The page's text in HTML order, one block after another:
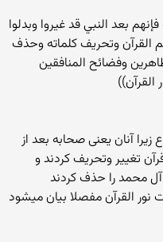
بعد النبي قد غيروا وبدلوا
القرآن وتحريف كلماته وحذف
وفضائح المنافقين
القرآن))
آنان یعنی صحابه بعد از
تغییر وتحریف کردند و
محمد را حذف کردند
القرآن مفصلا بیان میشود